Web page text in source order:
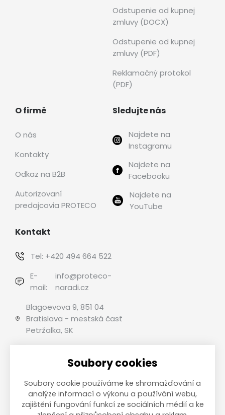
Odstupenie od kupnej
zmluvy (DOCX)
Odstupenie od kupnej
zmluvy (PDF)
Reklamačný protokol
(PDF)
O firmě
O nás
Kontakty
Odkaz na B2B
Autorizovaní
predajcovia PROTECO
Sledujte nás
Najdete na
Instagramu
Najdete na
Facebooku
Najdete na
YouTube
Kontakt
Tel: +420 494 664 522
E-
mail:
info@proteco-
naradi.cz
Blagoevova 9, 851 04
Bratislava - mestská časť
Petržalka, SK
Možnosti platbySoubory cookies
Soubory cookie používáme ke shromažďování a
analýze informací o výkonu a používání webu,
zajištění fungování funkcí ze sociálních médií a ke